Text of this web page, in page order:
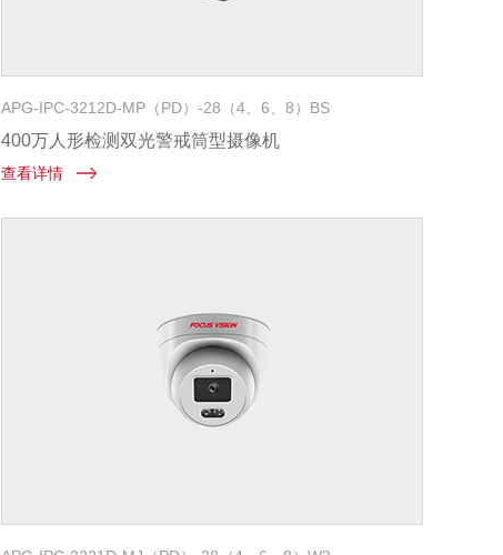
APG-IPC-3212D-MP（PD）-28（4、6、8）BS
400万人形检测双光警戒筒型摄像机
查看详情